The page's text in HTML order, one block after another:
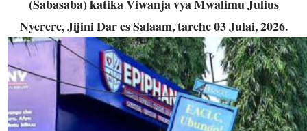
(Sabasaba) katika Viwanja vya Mwalimu Julius
Nyerere, Jijini Dar es Salaam, tarehe 03 Julai, 2026.